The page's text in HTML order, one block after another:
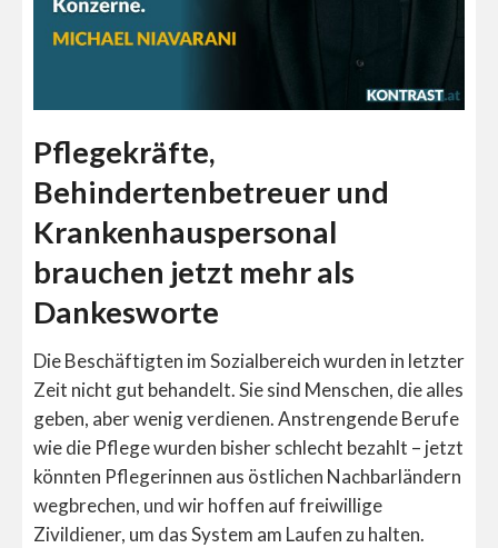
Pflegekräfte,
Behindertenbetreuer und
Krankenhauspersonal
brauchen jetzt mehr als
Dankesworte
Die Beschäftigten im Sozialbereich wurden in letzter
Zeit nicht gut behandelt. Sie sind Menschen, die alles
geben, aber wenig verdienen. Anstrengende Berufe
wie die Pflege wurden bisher schlecht bezahlt – jetzt
könnten Pflegerinnen aus östlichen Nachbarländern
wegbrechen, und wir hoffen auf freiwillige
Zivildiener, um das System am Laufen zu halten.